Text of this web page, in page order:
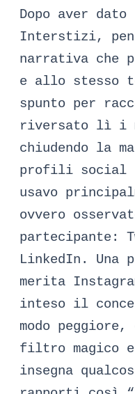
Dopo aver dato
Interstizi,
narrativa che
e allo stesso
spunto per
riversato lì i
chiudendo la
profili social
usavo
ovvero
partecipante:
LinkedIn. Una
merita
inteso il
modo peggiore,
filtro magico
insegna